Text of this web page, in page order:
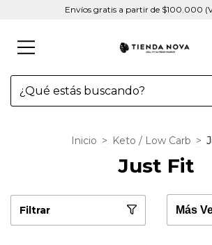
Envíos gratis a partir de $100.000
Inicio > Keto / Low Carb >
Just Fit
Filtrar